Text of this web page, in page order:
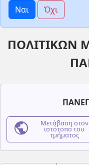
Ναι
Όχι
ΠΟΛΙΤΙΚΩΝ
public Μετάβαση στον
ιστότοπο του
τμήματος